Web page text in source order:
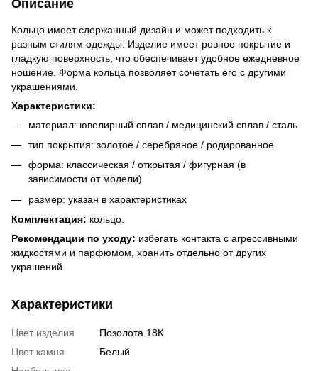
Описание
Кольцо имеет сдержанный дизайн и может подходить к
разным стилям одежды. Изделие имеет ровное покрытие и
гладкую поверхность, что обеспечивает удобное ежедневное
ношение. Форма кольца позволяет сочетать его с другими
украшениями.
Характеристики:
материал: ювелирный сплав / медицинский сплав / сталь
тип покрытия: золотое / серебряное / родированное
форма: классическая / открытая / фигурная (в
зависимости от модели)
размер: указан в характеристиках
Комплектация: кольцо.
Рекомендации по уходу: избегать контакта с агрессивными
жидкостями и парфюмом, хранить отдельно от других
украшений.
Характеристики
Цвет изделия
Позолота 18К
Цвет камня
Белый